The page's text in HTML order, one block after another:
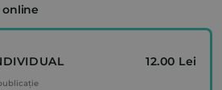
12.00 Lei